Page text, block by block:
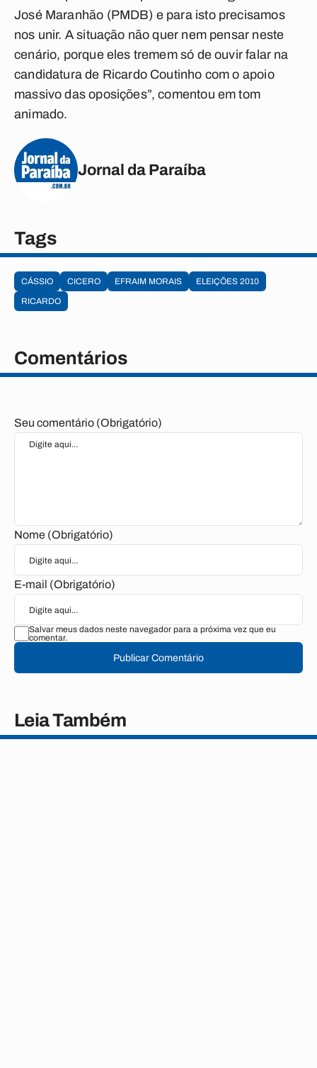
José Maranhão (PMDB) e para isto precisamos
nos unir. A situação não quer nem pensar neste
cenário, porque eles tremem só de ouvir falar na
candidatura de Ricardo Coutinho com o apoio
massivo das oposições”, comentou em tom
animado.
Jornal da Paraíba
Tags
CÁSSIO CICERO EFRAIM MORAIS
ELEIÇÕES 2010
RICARDO
Comentários
Seu comentário (Obrigatório)
Nome (Obrigatório)
E-mail (Obrigatório)
Salvar meus dados neste navegador para a próxima vez que eu
comentar.
Publicar Comentário
Leia Também